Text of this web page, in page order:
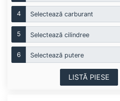
4 Selectează carburant
5 Selectează cilindree
6 Selectează putere
LISTĂ PIESE